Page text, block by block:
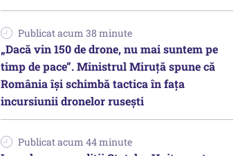
Publicat acum 38 minute
„Dacă vin 150 de drone, nu mai suntem pe
timp de pace”. Ministrul Miruţă spune că
România își schimbă tactica în fața
incursiunii dronelor rusești
Publicat acum 44 minute